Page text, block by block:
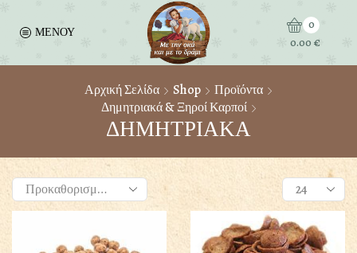
ΜΕΝΟΥ
0
0.00€
Αρχική Σελίδα Shop
Προϊόντα
Δημητριακά & Ξηροί Καρποί
ΔΗΜΗΤΡΙΑΚΑ
Products
per
page